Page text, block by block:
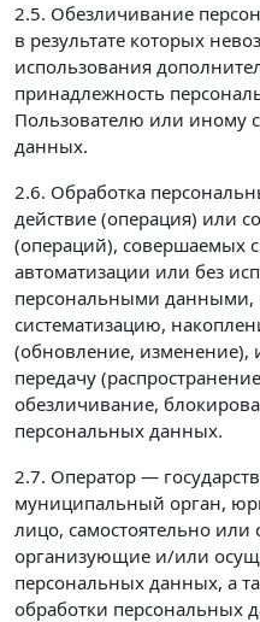
2.5. Обезличивание
в результате которых
использования
принадлежность
Пользователю или иному
данных.
2.6. Обработка
действие (операция) или
(операций), совершаемых
автоматизации или без
персональными данными,
систематизацию,
(обновление, изменение),
передачу
обезличивание,
персональных данных.
2.7. Оператор —
муниципальный орган,
лицо, самостоятельно
организующие и/или
персональных данных, а
обработки персональных